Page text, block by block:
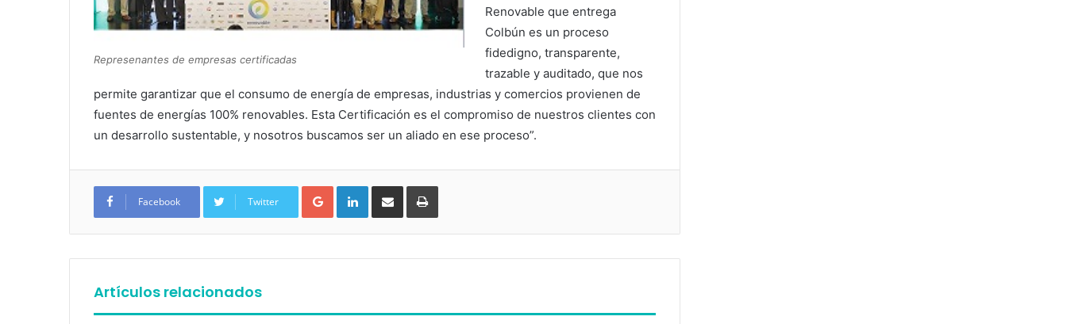
Represenantes de empresas certificadas
Renovable que entrega
Colbún es un proceso
fidedigno, transparente,
trazable y auditado, que nos
permite garantizar que el consumo de energía de empresas, industrias y comercios provienen de
fuentes de energías 100% renovables. Esta Certificación es el compromiso de nuestros clientes con
un desarrollo sustentable, y nosotros buscamos ser un aliado en ese proceso”.
Facebook Twitter
Google+ LinkedIn
Artículos relacionados